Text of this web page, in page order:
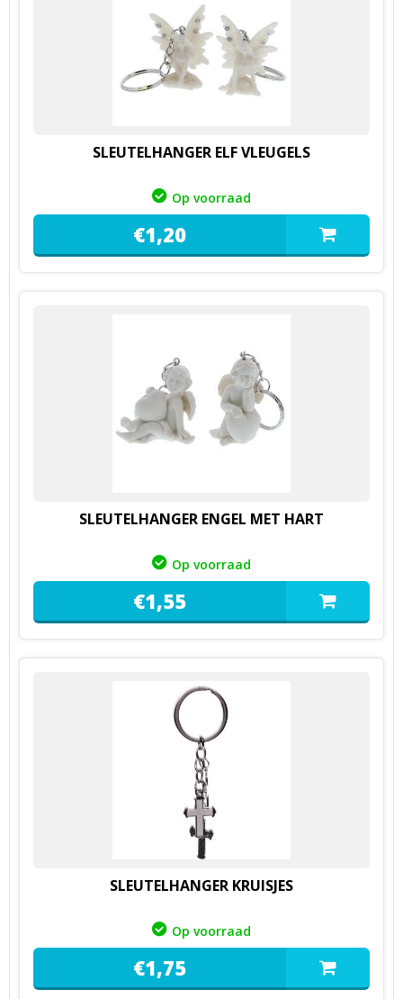
SLEUTELHANGER ELF VLEUGELS
Op voorraad
€1,20
SLEUTELHANGER ENGEL MET HART
Op voorraad
€1,55
SLEUTELHANGER KRUISJES
Op voorraad
€1,75